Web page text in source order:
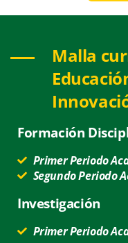
Malla
Formación
Primer Periodo
Segundo Periodo
Investigación
Primer Periodo